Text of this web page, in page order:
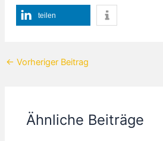
teilen
← Vorheriger Beitrag
Ähnliche Beiträge